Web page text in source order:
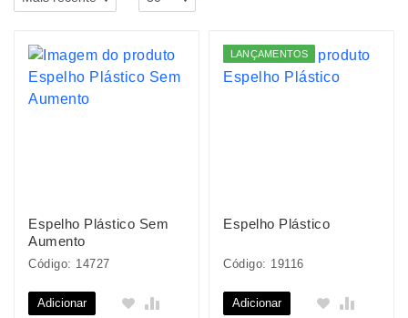
Espelho Plástico Sem
Aumento
Código: 14727
Adicionar
LANÇAMENTOS
Espelho Plástico
Código: 19116
Adicionar